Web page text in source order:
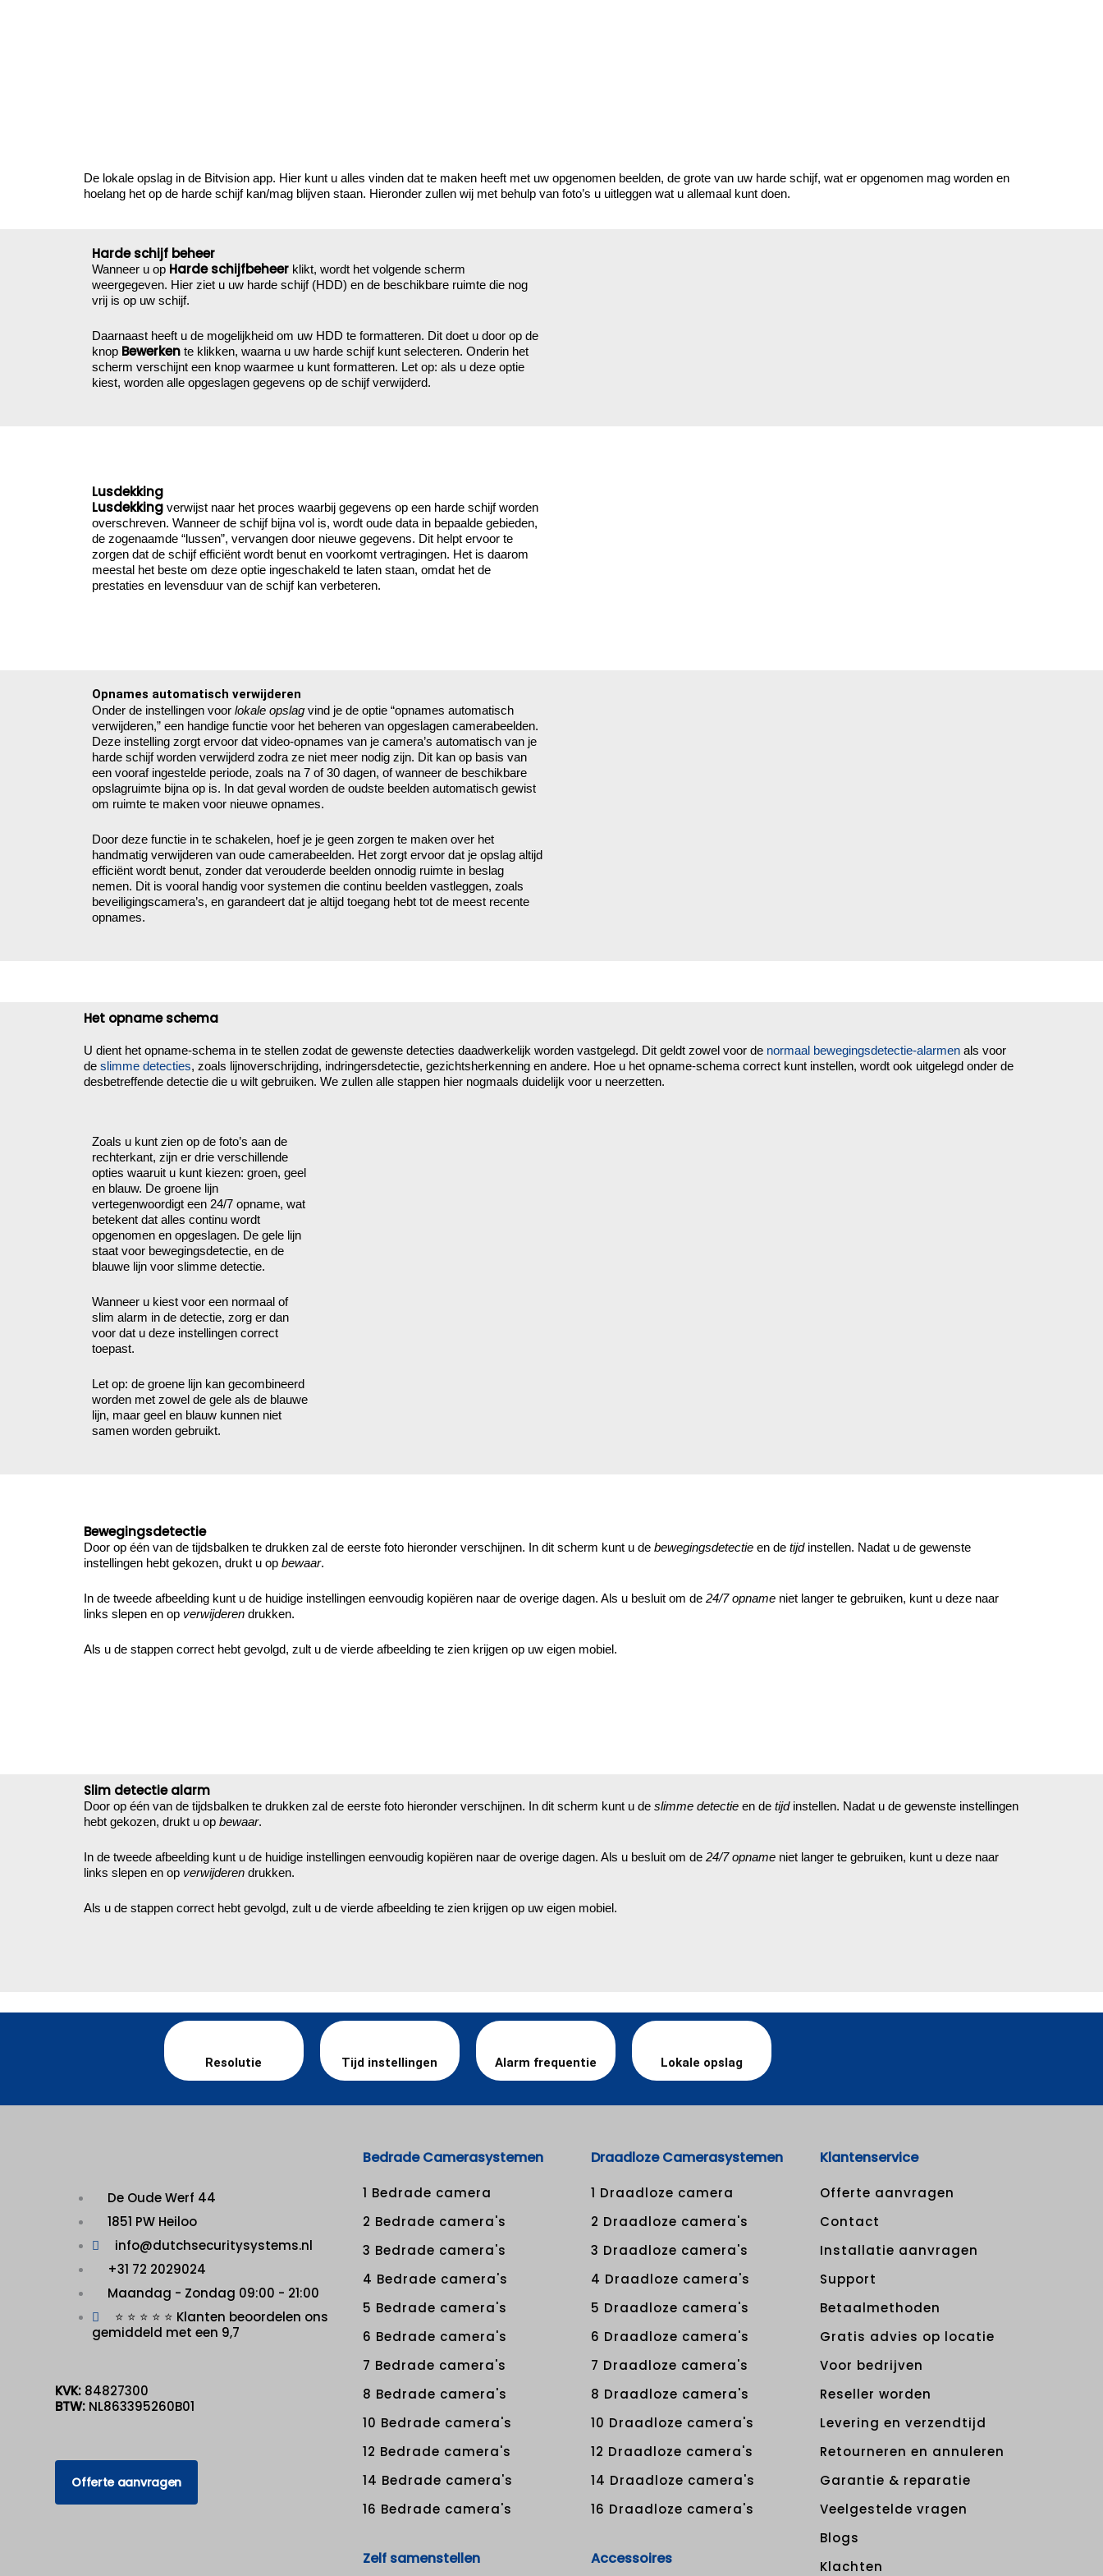
De lokale opslag in de Bitvision app. Hier kunt u alles vinden dat te maken heeft met uw opgenomen beelden, de grote van uw harde schijf, wat er opgenomen mag worden en
hoelang het op de harde schijf kan/mag blijven staan. Hieronder zullen wij met behulp van foto’s u uitleggen wat u allemaal kunt doen.
Harde schijf beheer
Wanneer u op Harde schijfbeheer klikt, wordt het volgende scherm
weergegeven. Hier ziet u uw harde schijf (HDD) en de beschikbare ruimte die nog
vrij is op uw schijf.
Daarnaast heeft u de mogelijkheid om uw HDD te formatteren. Dit doet u door op de
knop Bewerken te klikken, waarna u uw harde schijf kunt selecteren. Onderin het
scherm verschijnt een knop waarmee u kunt formatteren. Let op: als u deze optie
kiest, worden alle opgeslagen gegevens op de schijf verwijderd.
Lusdekking
Lusdekking verwijst naar het proces waarbij gegevens op een harde schijf worden
overschreven. Wanneer de schijf bijna vol is, wordt oude data in bepaalde gebieden,
de zogenaamde “lussen”, vervangen door nieuwe gegevens. Dit helpt ervoor te
zorgen dat de schijf efficiënt wordt benut en voorkomt vertragingen. Het is daarom
meestal het beste om deze optie ingeschakeld te laten staan, omdat het de
prestaties en levensduur van de schijf kan verbeteren.
Opnames automatisch verwijderen
Onder de instellingen voor lokale opslag vind je de optie “opnames automatisch
verwijderen,” een handige functie voor het beheren van opgeslagen camerabeelden.
Deze instelling zorgt ervoor dat video-opnames van je camera’s automatisch van je
harde schijf worden verwijderd zodra ze niet meer nodig zijn. Dit kan op basis van
een vooraf ingestelde periode, zoals na 7 of 30 dagen, of wanneer de beschikbare
opslagruimte bijna op is. In dat geval worden de oudste beelden automatisch gewist
om ruimte te maken voor nieuwe opnames.
Door deze functie in te schakelen, hoef je je geen zorgen te maken over het
handmatig verwijderen van oude camerabeelden. Het zorgt ervoor dat je opslag altijd
efficiënt wordt benut, zonder dat verouderde beelden onnodig ruimte in beslag
nemen. Dit is vooral handig voor systemen die continu beelden vastleggen, zoals
beveiligingscamera’s, en garandeert dat je altijd toegang hebt tot de meest recente
opnames.
Het opname schema
U dient het opname-schema in te stellen zodat de gewenste detecties daadwerkelijk worden vastgelegd. Dit geldt zowel voor de normaal bewegingsdetectie-alarmen als voor
de slimme detecties, zoals lijnoverschrijding, indringersdetectie, gezichtsherkenning en andere. Hoe u het opname-schema correct kunt instellen, wordt ook uitgelegd onder de
desbetreffende detectie die u wilt gebruiken. We zullen alle stappen hier nogmaals duidelijk voor u neerzetten.
Zoals u kunt zien op de foto’s aan de
rechterkant, zijn er drie verschillende
opties waaruit u kunt kiezen: groen, geel
en blauw. De groene lijn
vertegenwoordigt een 24/7 opname, wat
betekent dat alles continu wordt
opgenomen en opgeslagen. De gele lijn
staat voor bewegingsdetectie, en de
blauwe lijn voor slimme detectie.
Wanneer u kiest voor een normaal of
slim alarm in de detectie, zorg er dan
voor dat u deze instellingen correct
toepast.
Let op: de groene lijn kan gecombineerd
worden met zowel de gele als de blauwe
lijn, maar geel en blauw kunnen niet
samen worden gebruikt.
Bewegingsdetectie
Door op één van de tijdsbalken te drukken zal de eerste foto hieronder verschijnen. In dit scherm kunt u de bewegingsdetectie en de tijdinstellen. Nadat u de gewenste
instellingen hebt gekozen, drukt u op bewaar.
In de tweede afbeelding kunt u de huidige instellingen eenvoudig kopiëren naar de overige dagen. Als u besluit om de 24/7 opname niet langer te gebruiken, kunt u deze naar
links slepen en op verwijderen drukken.
Als u de stappen correct hebt gevolgd, zult u de vierde afbeelding te zien krijgen op uw eigen mobiel.
Slim detectie alarm
Door op één van de tijdsbalken te drukken zal de eerste foto hieronder verschijnen. In dit scherm kunt u de slimme detectie en de tijdinstellen. Nadat u de gewenste instellingen
hebt gekozen, drukt u op bewaar.
In de tweede afbeelding kunt u de huidige instellingen eenvoudig kopiëren naar de overige dagen. Als u besluit om de 24/7 opname niet langer te gebruiken, kunt u deze naar
links slepen en op verwijderen drukken.
Als u de stappen correct hebt gevolgd, zult u de vierde afbeelding te zien krijgen op uw eigen mobiel.
Resolutie Tijd instellingen Alarm frequentie Lokale opslag
De Oude Werf 44
1851 PW Heiloo
info@dutchsecuritysystems.nl
+31 72 2029024
Maandag - Zondag 09:00 - 21:00
⭐ ⭐ ⭐ ⭐ ⭐ Klanten beoordelen ons
gemiddeld met een 9,7
KVK: 84827300
BTW: NL863395260B01
Offerte aanvragen
Bedrade Camerasystemen
1 Bedrade camera
2 Bedrade camera's
3 Bedrade camera's
4 Bedrade camera's
5 Bedrade camera's
6 Bedrade camera's
7 Bedrade camera's
8 Bedrade camera's
10 Bedrade camera's
12 Bedrade camera's
14 Bedrade camera's
16 Bedrade camera's
Zelf samenstellen
Draadloze Camerasystemen
1 Draadloze camera
2 Draadloze camera's
3 Draadloze camera's
4 Draadloze camera's
5 Draadloze camera's
6 Draadloze camera's
7 Draadloze camera's
8 Draadloze camera's
10 Draadloze camera's
12 Draadloze camera's
14 Draadloze camera's
16 Draadloze camera's
Accessoires
Klantenservice
Offerte aanvragen
Contact
Installatie aanvragen
Support
Betaalmethoden
Gratis advies op locatie
Voor bedrijven
Reseller worden
Levering en verzendtijd
Retourneren en annuleren
Garantie & reparatie
Veelgestelde vragen
Blogs
Klachten